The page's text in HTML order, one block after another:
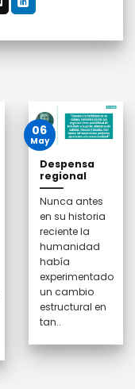
Despensa
regional
Nunca antes
en su historia
reciente la
humanidad
había
experimentado
un cambio
estructural en
tan..
06
May